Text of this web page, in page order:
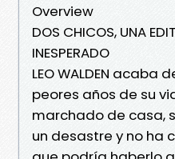
Overview
DOS CHICOS, UNA
INESPERADO
LEO WALDEN acaba
peores años de su
marchado de casa,
un desastre y no ha